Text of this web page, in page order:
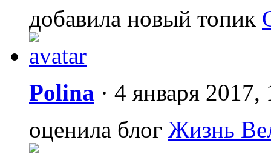
добавила новый топик
Polina · 4 января 2017,
оценила блог Жизнь